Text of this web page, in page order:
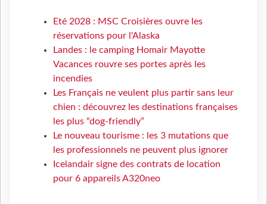
Eté 2028 : MSC Croisières ouvre les
réservations pour l'Alaska
Landes : le camping Homair Mayotte
Vacances rouvre ses portes après les
incendies
Les Français ne veulent plus partir sans leur
chien : découvrez les destinations françaises
les plus “dog-friendly”
Le nouveau tourisme : les 3 mutations que
les professionnels ne peuvent plus ignorer
Icelandair signe des contrats de location
pour 6 appareils A320neo